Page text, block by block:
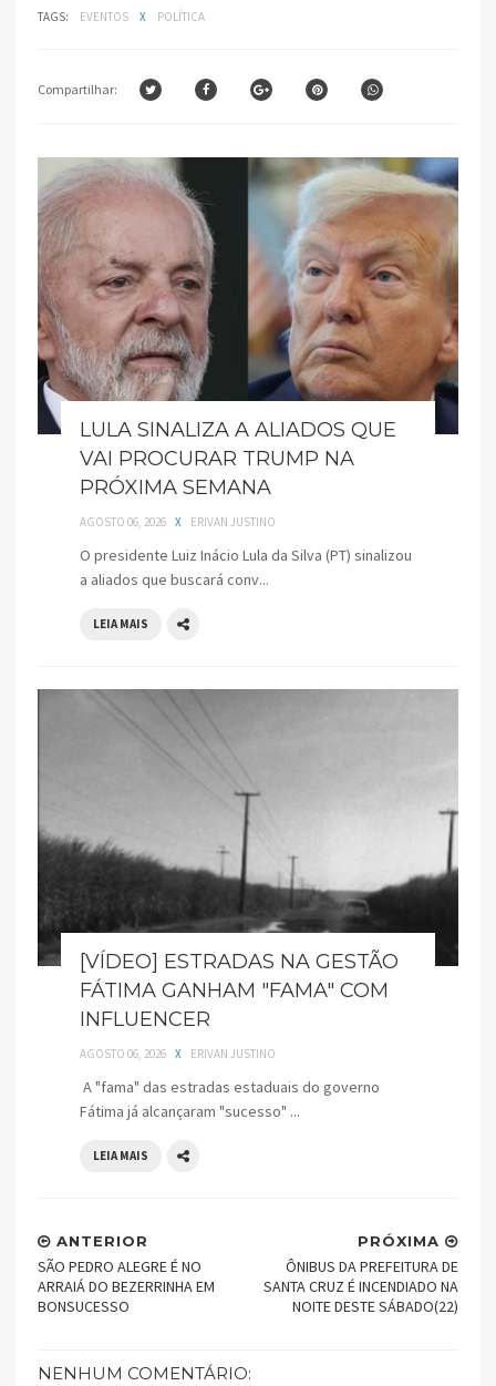
TAGS: EVENTOS X POLÍTICA
Compartilhar:
LULA SINALIZA A ALIADOS QUE
VAI PROCURAR TRUMP NA
PRÓXIMA SEMANA
AGOSTO 06, 2026 X ERIVAN JUSTINO
O presidente Luiz Inácio Lula da Silva (PT) sinalizou
a aliados que buscará conv...
LEIA MAIS
[VÍDEO] ESTRADAS NA GESTÃO
FÁTIMA GANHAM "FAMA" COM
INFLUENCER
AGOSTO 06, 2026 X ERIVAN JUSTINO
A "fama" das estradas estaduais do governo
Fátima já alcançaram "sucesso" ...
LEIA MAIS
PRÓXIMA
ÔNIBUS DA PREFEITURA DE
SANTA CRUZ É INCENDIADO NA
NOITE DESTE SÁBADO(22)
ANTERIOR
SÃO PEDRO ALEGRE É NO
ARRAIÁ DO BEZERRINHA EM
BONSUCESSO
NENHUM COMENTÁRIO: